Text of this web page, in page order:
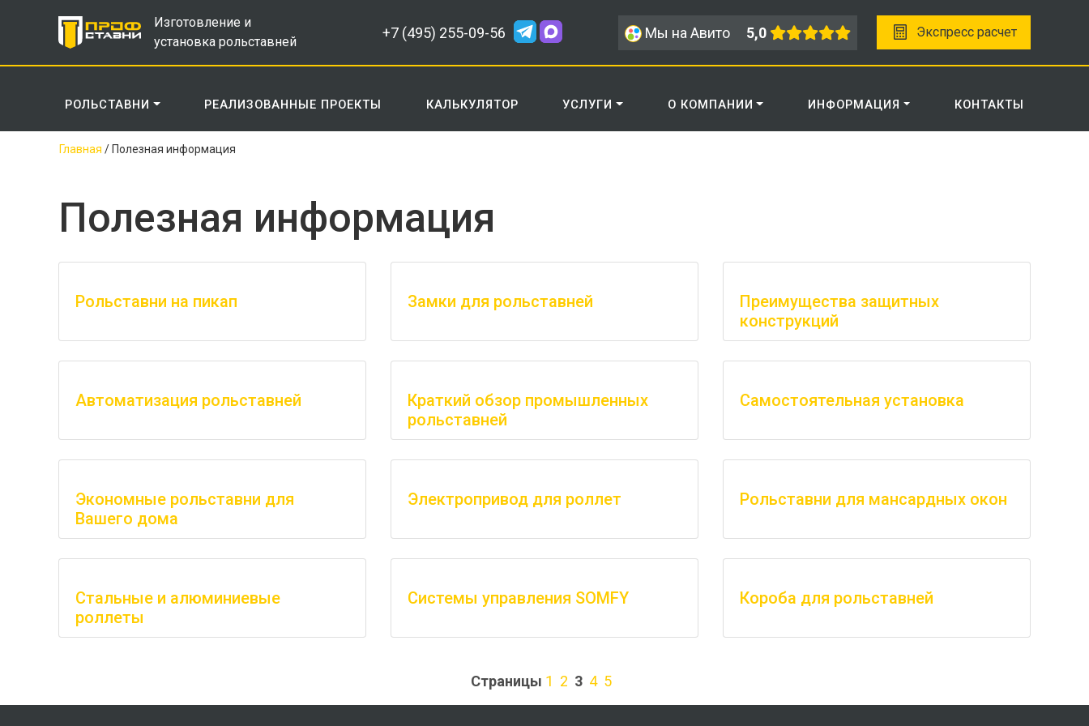
Изготовление и
установка рольставней
+7 (495) 255-09-56 Экспресс расчет
Мы на Авито 5,0
РОЛЬСТАВНИ РЕАЛИЗОВАННЫЕ ПРОЕКТЫ КАЛЬКУЛЯТОР УСЛУГИ О КОМПАНИИ ИНФОРМАЦИЯ КОНТАКТЫ
Главная / Полезная информация
Полезная информация
Рольставни на пикап Замки для рольставней
Преимущества защитных
конструкций
Автоматизация рольставней
Краткий обзор промышленных
рольставней
Самостоятельная установка
Экономные рольставни для
Вашего дома
Электропривод для роллет Рольставни для мансардных окон
Стальные и алюминиевые
роллеты
Системы управления SOMFY Короба для рольставней
Страницы 1 2 3 4 5